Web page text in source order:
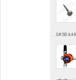
影响
铑等材
线传递
电阻